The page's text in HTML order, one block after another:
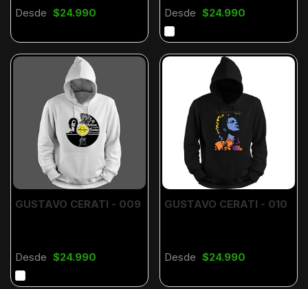
Desde $24.990 Desde $24.990
GUSTAVO CERATI - 009
Desde $24.990
GUSTAVO CERATI - 010
Desde $24.990